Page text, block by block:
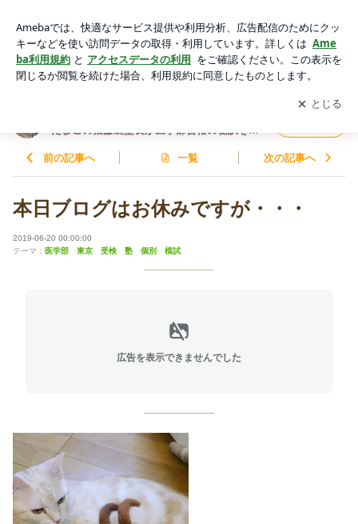
苦言 ～ ドクターのたまごの猫藤裏塾長が医学部合格の秘訣を
惜しみ無く伝授します‼️
アプリをダウンロードして ブログの更新通知
を受け取りまし
ょう。
開く
たまごの猫藤裏塾長が医学部合格の秘訣を惜
前の記事へ 一覧 次の記事へ
本日ブログはお休みですが・・・
2019-06-20 00:00:00
テーマ： 医学部 東京 受検 塾 個別 模試
広告を表示できませんでした